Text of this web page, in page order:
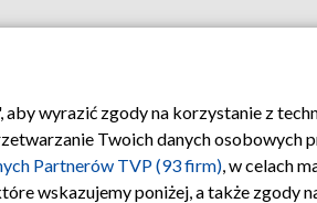
TVP Polityka prywatności
wyrazić zgody na korzystanie z
Twoich danych osobowych
Partnerów TVP (93 firm), w celach
wskazujemy poniżej, a także zgody